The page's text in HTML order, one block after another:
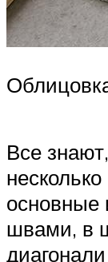
Все
основные
швами, в